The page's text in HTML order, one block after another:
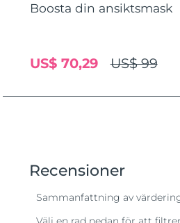
Boosta din ansiktsmask
US$ 99
US$ 70,29